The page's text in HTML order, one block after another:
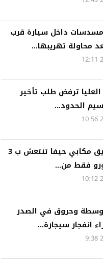
ضبط 10 مسدسات داخل سيارة قرب
محاولة تهريبها...
ترفض طلب تأخير
الحدود...
خزينة فريق مكابي حيفا تنتعش ب 3
فقط من...
وحروق في الصدر
انفجار سيجارة...